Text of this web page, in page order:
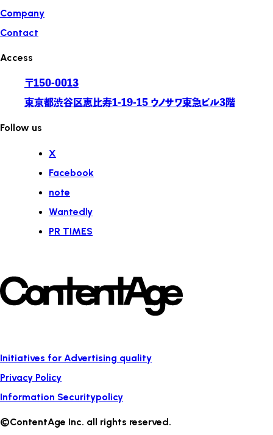
Company
Contact
Access
〒150-0013
東京都渋谷区恵比寿1-19-15 ウノサワ東急ビル3階
Follow us
X
Facebook
note
Wantedly
PR TIMES
Initiatives for Advertising quality
Privacy Policy
Information Securitypolicy
©ContentAge Inc. all rights reserved.